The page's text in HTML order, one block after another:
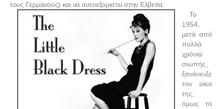
τους Γερµανούς) και να αυτοεξοριστεί στην Ελβετία.
Το
1954,
µετά από
πολλά
χρόνια
σιωπής,
ξανάνοιξε
τον οίκο
της,
όµως το